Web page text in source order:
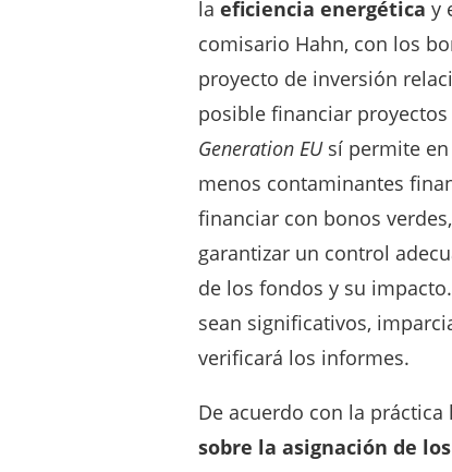
la eficiencia energética y
comisario Hahn, con los
proyecto de inversión
posible financiar
Generation EUsí permite en
menos contaminantes
financiar con bonos
garantizar un control
de los fondos y su
sean significativos,
verificará los informes.
De acuerdo con la práctica
sobre la asignación de